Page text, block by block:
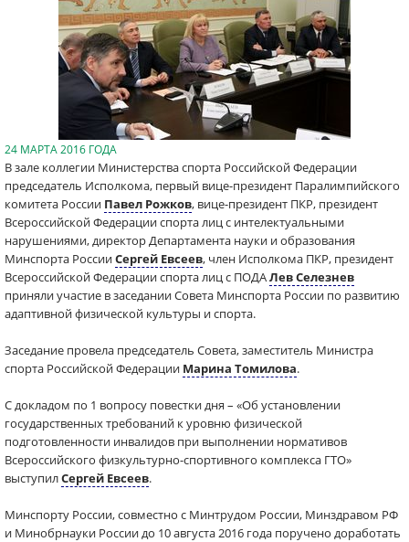
24 МАРТА 2016 ГОДА
В зале коллегии Министерства спорта Российской Федерации
председатель Исполкома, первый вице-президент Паралимпийского
комитета России Павел Рожков, вице-президент ПКР, президент
Всероссийской Федерации спорта лиц с интелектуальными
нарушениями, директор Департамента науки и образования
Минспорта РоссииСергей Евсеев, член Исполкома ПКР, президент
Всероссийской Федерации спорта лиц с ПОДАЛев Селезнев
приняли участие в заседании Совета Минспорта России по развитию
адаптивной физической культуры и спорта.
Заседание провела председатель Совета, заместитель Министра
спорта Российской Федерации Марина Томилова.
С докладом по 1 вопросу повестки дня – «Об установлении
государственных требований к уровню физической
подготовленности инвалидов при выполнении нормативов
Всероссийского физкультурно-спортивного комплекса ГТО»
выступилСергей Евсеев.
Минспорту России, совместно с Минтрудом России, Минздравом РФ
и Минобрнауки России до 10 августа 2016 года поручено доработать